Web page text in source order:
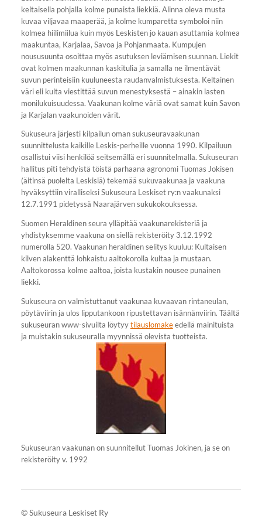
Sukuseuran vaakunan on suunnitellut Tuomas Jokinen, ja se on
rekisteröity v. 1992
keltaisella pohjalla kolme punaista liekkiä. Alinna oleva musta
kuvaa viljavaa maaperää, ja kolme kumparetta symboloi niin
kolmea hiilimiilua kuin myös Leskisten jo kauan asuttamia kolmea
maakuntaa, Karjalaa, Savoa ja Pohjanmaata. Kumpujen
noususuunta osoittaa myös asutuksen leviämisen suunnan. Liekit
ovat kolmen maakunnan kaskitulia ja samalla ne ilmentävät
suvun perinteisiin kuuluneesta raudanvalmistuksesta. Keltainen
väri eli kulta viestittää suvun menestyksestä – ainakin lasten
monilukuisuudessa. Vaakunan kolme väriä ovat samat kuin Savon
ja Karjalan vaakunoiden värit.
Sukuseura järjesti kilpailun oman sukuseuravaakunan
suunnittelusta kaikille Leskis-perheille vuonna 1990. Kilpailuun
osallistui viisi henkilöä seitsemällä eri suunnitelmalla. Sukuseuran
hallitus piti tehdyistä töistä parhaana agronomi Tuomas Jokisen
(äitinsä puolelta Leskisiä) tekemää sukuvaakunaa ja vaakuna
hyväksyttiin viralliseksi Sukuseura Leskiset ry:n vaakunaksi
12.7.1991 pidetyssä Naarajärven sukukokouksessa.
Suomen Heraldinen seura ylläpitää vaakunarekisteriä ja
yhdistyksemme vaakuna on siellä rekisteröity 3.12.1992
numerolla 520. Vaakunan heraldinen selitys kuuluu: Kultaisen
kilven alakenttä lohkaistu aaltokorolla kultaa ja mustaan.
Aaltokorossa kolme aaltoa, joista kustakin nousee punainen
liekki.
Sukuseura on valmistuttanut vaakunaa kuvaavan rintaneulan,
pöytäviirin ja ulos lipputankoon ripustettavan isännänviirin. Täältä
sukuseuran www-sivuilta löytyytilauslomakeedellä mainituista
ja muistakin sukuseuralla myynnissä olevista tuotteista.
©Sukuseura Leskiset Ry